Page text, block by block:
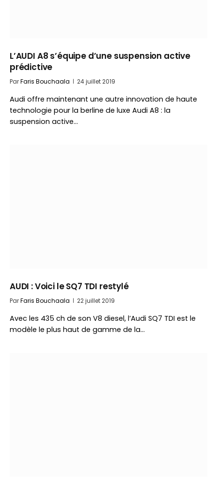
L’AUDI A8 s’équipe d’une suspension active
prédictive
ParFaris Bouchaala 24 juillet 2019
Audi offre maintenant une autre innovation de haute
technologie pour la berline de luxe Audi A8 : la
suspension active…
AUDI : Voici le SQ7 TDI restylé
ParFaris Bouchaala 22 juillet 2019
Avec les 435 ch de son V8 diesel, l’Audi SQ7 TDI est le
modèle le plus haut de gamme de la…